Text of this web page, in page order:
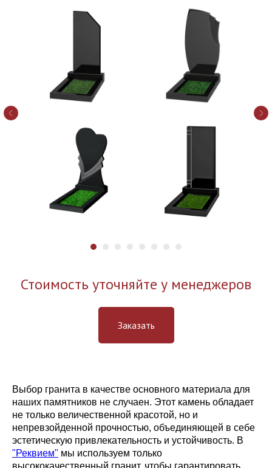
Стоимость уточняйте у менеджеров
Заказать
Выбор гранита в качестве основного материала для
наших памятников не случаен. Этот камень обладает
не только величественной красотой, но и
непревзойденной прочностью, объединяющей в себе
эстетическую привлекательность и устойчивость. В
"Реквием" мы используем только
высококачественный гранит, чтобы гарантировать